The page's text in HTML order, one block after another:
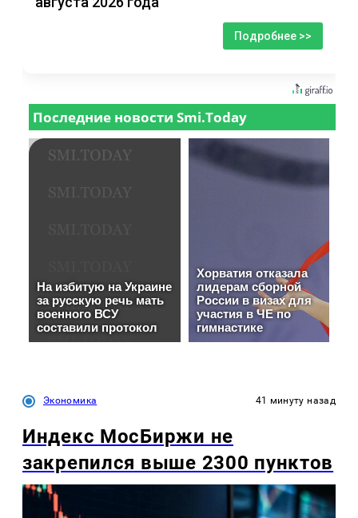
Подробнее >>
Экономика 41 минуту назад
Индекс МосБиржи не
закрепился выше 2300 пунктов